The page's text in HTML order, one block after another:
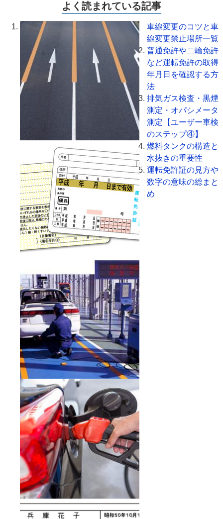
よく読まれている記事
車線変更のコツと車
線変更禁止場所一覧
普通免許や二輪免許
など運転免許の取得
年月日を確認する方
法
排気ガス検査・黒煙
測定・オパシメータ
測定【ユーザー車検
のステップ④】
燃料タンクの構造と
水抜きの重要性
運転免許証の見方や
数字の意味の総まと
め